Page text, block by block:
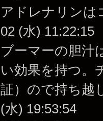
アドレナリンは
02 (水) 11:22:15
ブーマーの胆汁
い効果を持つ。
証）ので持ち越
(水) 19:53:54